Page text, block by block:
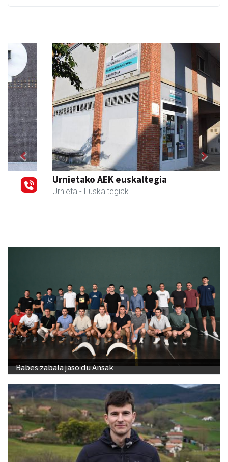
Urnietako AEK euskaltegia
Urnieta - Euskaltegiak
Previous Next
Babes zabala jaso du Ansak